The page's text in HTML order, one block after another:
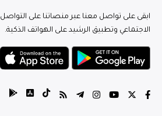
ابقى على تواصل معنا عبر منصاتنا على التواصل
الاجتماعي وتطبيق الرشيد على الهواتف الذكية.